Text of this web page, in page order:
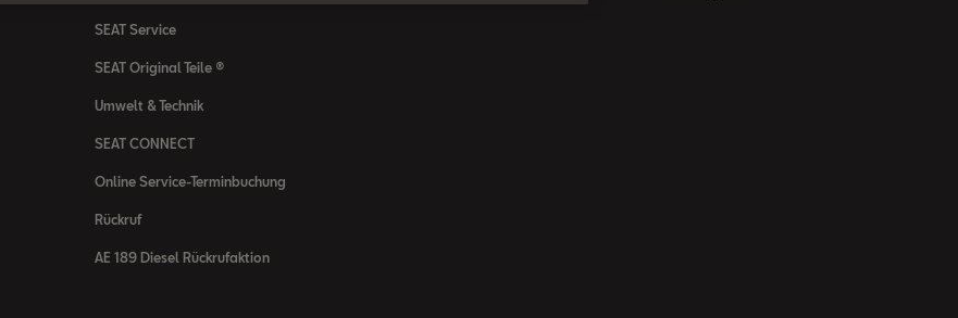
SEAT Service
SEAT Original Teile ®
Umwelt & Technik
SEAT CONNECT
Online Service-Terminbuchung
Rückruf
AE 189 Diesel Rückrufaktion